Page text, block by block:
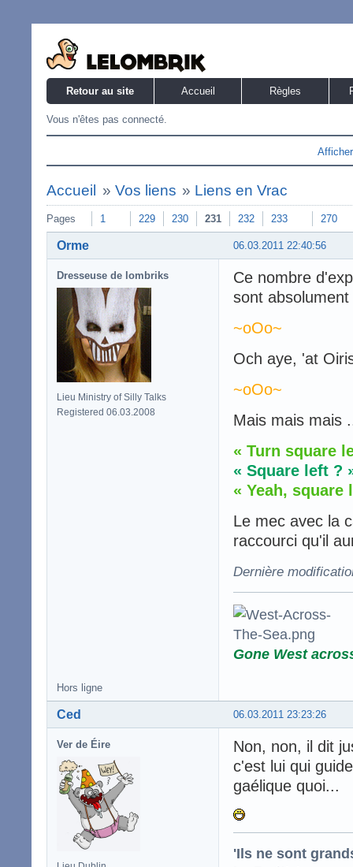
Retour au site Accueil Règles
Vous n'êtes pas connecté.
Accueil » Vos liens » Liens en Vrac
Pages 1 229 230 231 232 233 270
06.03.2011 22:40:56
Orme
Dresseuse de lombriks
Lieu Ministry of Silly Talks
Registered 06.03.2008
Ce nombre
sont
~oOo~
Och aye, 'at
~oOo~
Mais mais mais
« Turn square
« Square left ?
« Yeah,
Le mec avec la
raccourci qu'il
Dernière
Gone West
Hors ligne
06.03.2011 23:23:26
Ced
Ver de Éire
Non, non, il dit
c'est lui qui
gaélique quoi...
'Ils ne sont